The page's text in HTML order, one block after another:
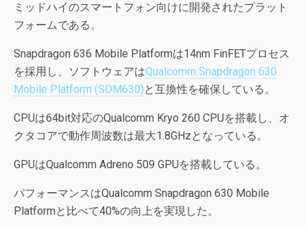
ミッドハイのスマートフォン向けに開発されたプラット
フォームである。
Snapdragon 636 Mobile Platformは14nm FinFETプロセス
を採用し、ソフトウェアはQualcomm Snapdragon 630
Mobile Platform (SDM630)と互換性を確保している。
CPUは64bit対応のQualcomm Kryo 260 CPUを搭載し、オ
クタコアで動作周波数は最大1.8GHzとなっている。
GPUはQualcomm Adreno 509 GPUを搭載している。
パフォーマンスはQualcomm Snapdragon 630 Mobile
Platformと比べて40%の向上を実現した。